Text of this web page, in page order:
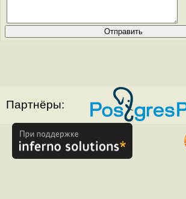
Партнёры: